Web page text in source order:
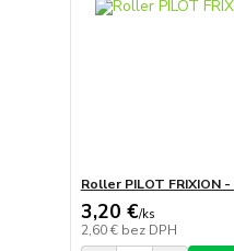
Roller PILOT FRIXION
3,20 €/ks
2,60 € bez DPH